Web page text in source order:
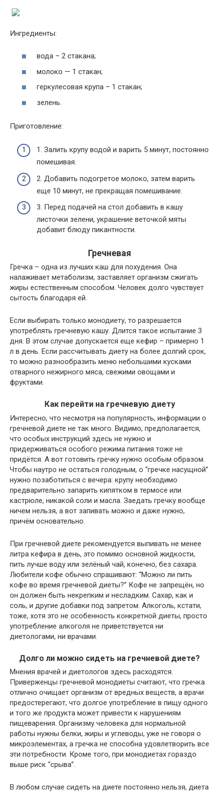
Ингредиенты:
вода – 2 стакана;
молоко — 1 стакан;
геркулесовая крупа – 1 стакан;
зелень.
Приготовление:
1. Залить крупу водой и варить 5 минут, постоянно
помешивая.
2. Добавить подогретое молоко, затем варить
еще 10 минут, не прекращая помешивание.
3. Перед подачей на стол добавить в кашу
листочки зелени, украшение веточкой мяты
добавит блюду пикантности.
Гречневая
Гречка – одна из лучших каш для похудения. Она
налаживает метаболизм, заставляет организм сжигать
жиры естественным способом. Человек долго чувствует
сытость благодаря ей.
Если выбирать только монодиету, то разрешается
употреблять гречневую кашу. Длится такое испытание 3
дня. В этом случае допускается еще кефир – примерно 1
л в день. Если рассчитывать диету на более долгий срок,
то можно разнообразить меню небольшими кусками
отварного нежирного мяса, свежими овощами и
фруктами.
Как перейти на гречневую диету
Интересно, что несмотря на популярность, информации о
гречневой диете не так много. Видимо, предполагается,
что особых инструкций здесь не нужно и
придерживаться особого режима питания тоже не
придётся. А вот готовить гречку нужно особым образом.
Чтобы наутро не остаться голодным, о “гречке насущной”
нужно позаботиться с вечера: крупу необходимо
предварительно запарить кипятком в термосе или
кастрюле, никакой соли и масла. Заедать гречку вообще
ничем нельзя, а вот запивать можно и даже нужно,
причём основательно.
При гречневой диете рекомендуется выпивать не менее
литра кефира в день, это помимо основной жидкости,
пить лучше воду или зелёный чай, конечно, без сахара.
Любители кофе обычно спрашивают: “Можно ли пить
кофе во время гречневой диеты?” Кофе не запрещён, но
он должен быть некрепким и несладким. Сахар, как и
соль, и другие добавки под запретом. Алкоголь, кстати,
тоже, хотя это не особенность конкретной диеты, просто
употребление алкоголя не приветствуется ни
диетологами, ни врачами.
Долго ли можно сидеть на гречневой диете?
Мнения врачей и диетологов здесь расходятся.
Приверженцы гречневой монодиеты считают, что гречка
отлично очищает организм от вредных веществ, а врачи
предостерегают, что долгое употребление в пищу одного
и того же продукта может привести к нарушениям
пищеварения. Организму человека для нормальной
работы нужны белки, жиры и углеводы, уже не говоря о
микроэлементах, а гречка не способна удовлетворить все
эти потребности. Кроме того, при монодиетах гораздо
выше риск “срыва”.
В любом случае сидеть на диете постоянно нельзя, диета